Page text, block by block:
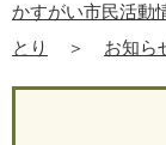
かすがい市民活動
とり
＞ お知ら